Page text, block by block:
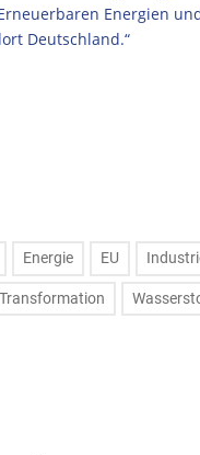
Energien
Deutschland.“
Energie EU
Transformation